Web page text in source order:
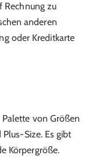
Rechnung zu
anderen
oder Kreditkarte
von Größen
Size. Es gibt
Körpergröße.